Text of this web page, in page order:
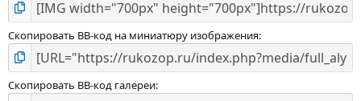
Скопировать BB-код на миниатюру изображения
Скопировать BB-код галереи